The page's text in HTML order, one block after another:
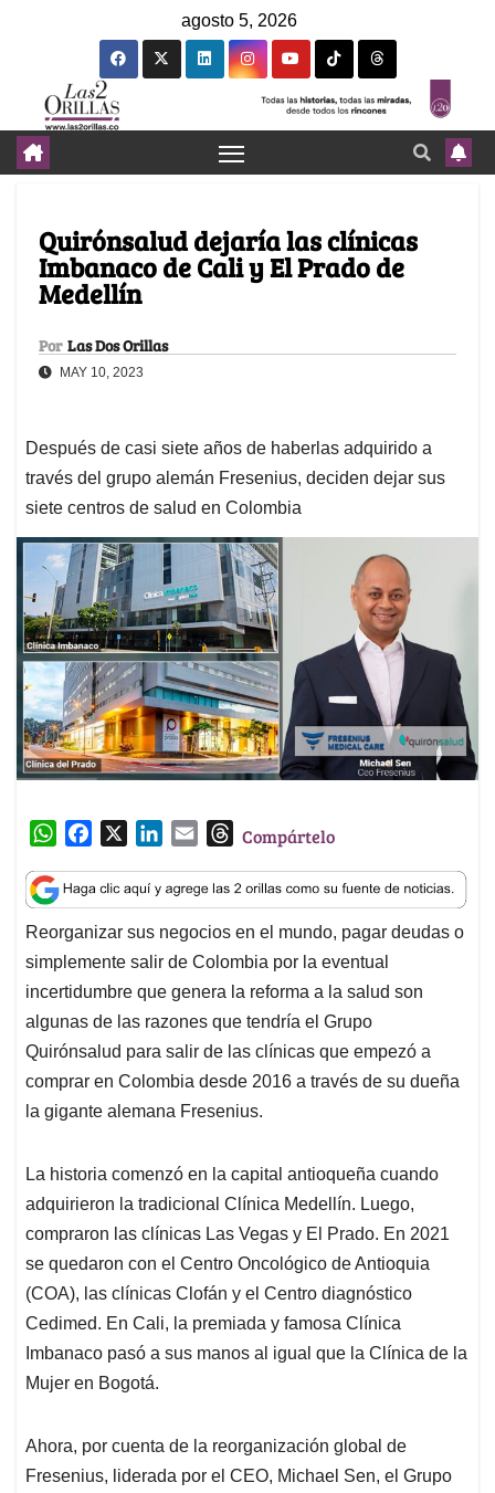
agosto 5, 2026
Quirónsalud dejaría las clínicas
Imbanaco de Cali y El Prado de
Medellín
Por Las Dos Orillas
MAY 10, 2023
Después de casi siete años de haberlas adquirido a
través del grupo alemán Fresenius, deciden dejar sus
siete centros de salud en Colombia
W
a
t
s
A
p
p
c
e
b
o
o
k
n
k
e
d
I
n
a
i
l
T
r
e
a
d
s
Compártelo
Reorganizar sus negocios en el mundo, pagar deudas o
simplemente salir de Colombia por la eventual
incertidumbre que genera la reforma a la salud son
algunas de las razones que tendría el Grupo
Quirónsalud para salir de las clínicas que empezó a
comprar en Colombia desde 2016 a través de su dueña
la gigante alemana Fresenius.
La historia comenzó en la capital antioqueña cuando
adquirieron la tradicional Clínica Medellín. Luego,
compraron las clínicas Las Vegas y El Prado. En 2021
se quedaron con el Centro Oncológico de Antioquia
(COA), las clínicas Clofán y el Centro diagnóstico
Cedimed. En Cali, la premiada y famosa Clínica
Imbanaco pasó a sus manos al igual que la Clínica de la
Mujer en Bogotá.
Ahora, por cuenta de la reorganización global de
Fresenius, liderada por el CEO, Michael Sen, el Grupo